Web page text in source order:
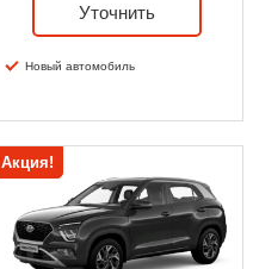
Уточнить
Новый автомобиль
Акция!